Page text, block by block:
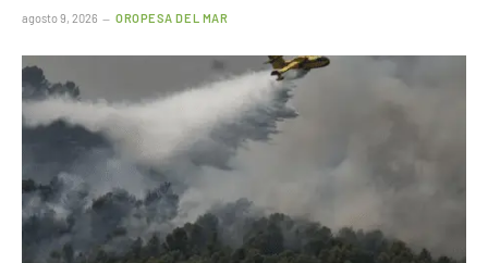
agosto 9, 2026 OROPESA DEL MAR